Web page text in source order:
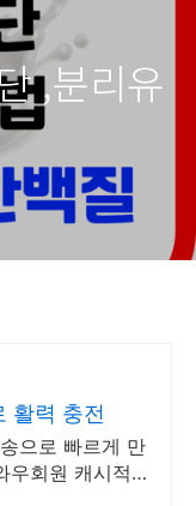
,분리유
활력 충전
으로 빠르게 만
우회원 캐시적